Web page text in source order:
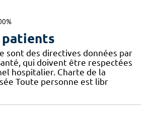
patients
sont des directives données par
qui doivent être respectées
hospitalier. Charte de la
Toute personne est libr